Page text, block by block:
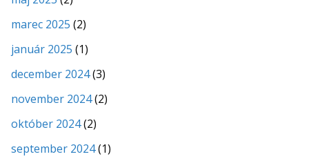
marec 2025 (2)
január 2025 (1)
december 2024(3)
november 2024(2)
október 2024(2)
september 2024(1)